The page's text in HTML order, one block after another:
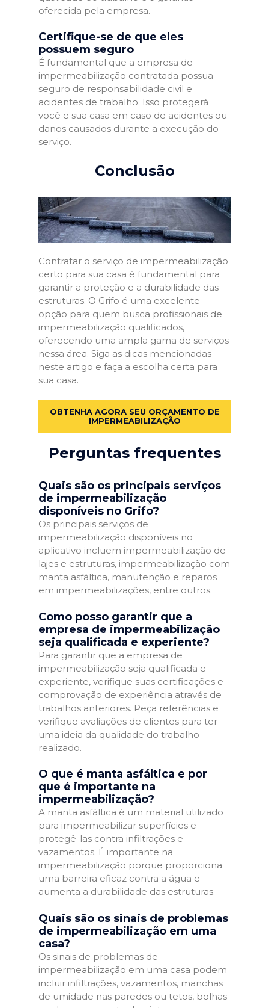
oferecida pela empresa.
Certifique-se de que eles
possuem seguro
É fundamental que a empresa de
impermeabilização contratada possua
seguro de responsabilidade civil e
acidentes de trabalho. Isso protegerá
você e sua casa em caso de acidentes ou
danos causados durante a execução do
serviço.
Conclusão
Contratar o serviço de impermeabilização
certo para sua casa é fundamental para
garantir a proteção e a durabilidade das
estruturas. O Grifo é uma excelente
opção para quem busca profissionais de
impermeabilização qualificados,
oferecendo uma ampla gama de serviços
nessa área. Siga as dicas mencionadas
neste artigo e faça a escolha certa para
sua casa.
OBTENHA AGORA SEU ORÇAMENTO DE
IMPERMEABILIZAÇÃO
Perguntas frequentes
Quais são os principais serviços
de impermeabilização
disponíveis no Grifo?
Os principais serviços de
impermeabilização disponíveis no
aplicativo incluem impermeabilização de
lajes e estruturas, impermeabilização com
manta asfáltica, manutenção e reparos
em impermeabilizações, entre outros.
Como posso garantir que a
empresa de impermeabilização
seja qualificada e experiente?
Para garantir que a empresa de
impermeabilização seja qualificada e
experiente, verifique suas certificações e
comprovação de experiência através de
trabalhos anteriores. Peça referências e
verifique avaliações de clientes para ter
uma ideia da qualidade do trabalho
realizado.
O que é manta asfáltica e por
que é importante na
impermeabilização?
A manta asfáltica é um material utilizado
para impermeabilizar superfícies e
protegê-las contra infiltrações e
vazamentos. É importante na
impermeabilização porque proporciona
uma barreira eficaz contra a água e
aumenta a durabilidade das estruturas.
Quais são os sinais de problemas
de impermeabilização em uma
casa?
Os sinais de problemas de
impermeabilização em uma casa podem
incluir infiltrações, vazamentos, manchas
de umidade nas paredes ou tetos, bolhas